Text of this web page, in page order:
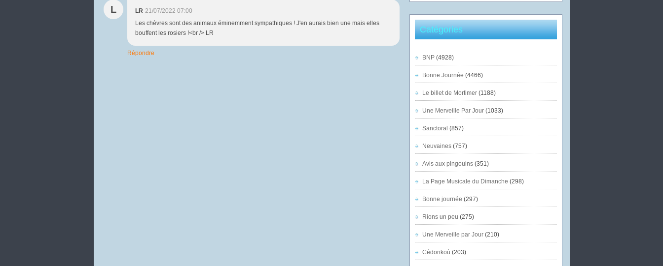
L LR 21/07/2022 07:00
Les chèvres sont des animaux éminemment sympathiques ! J'en aurais bien une mais elles
bouffent les rosiers !<br /> LR
Répondre
Catégories
BNP(4928)
Bonne Journée (4466)
Le billet de Mortimer(1188)
Une Merveille Par Jour(1033)
Sanctoral (857)
Neuvaines(757)
Avis aux pingouins(351)
La Page Musicale du Dimanche (298)
Bonne journée (297)
Rions un peu (275)
Une Merveille par Jour(210)
Cédonkoù (203)